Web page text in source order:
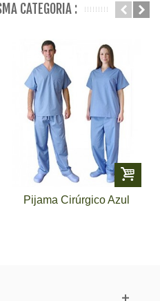
CATEGORIA :
Pijama Cirúrgico Azul